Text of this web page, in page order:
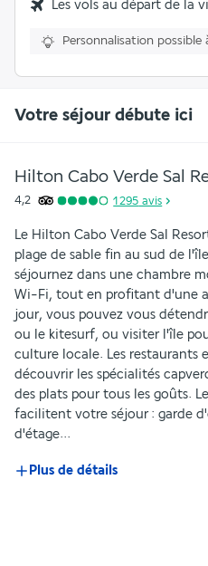
Les vols au départ de la
Personnalisation possible
Votre séjour débute ici
Hilton Cabo Verde Sal
4,2 1 295 avis
Le Hilton Cabo Verde Sal
plage de sable fin au sud de
séjournez dans une chambre
Wi-Fi, tout en profitant d'une
jour, vous pouvez vous
ou le kitesurf, ou visiter l'île
culture locale. Les restaurants
découvrir les spécialités
des plats pour tous les goûts.
facilitent votre séjour : garde
d'étage...
Plus de détails